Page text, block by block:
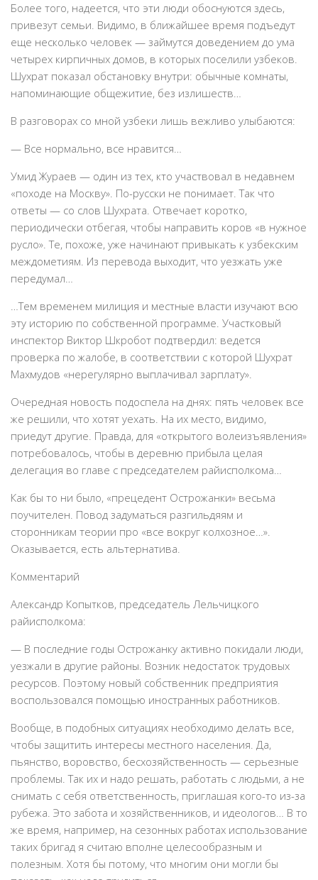
Более того, надеется, что эти люди обоснуются здесь,
привезут семьи. Видимо, в ближайшее время подъедут
еще несколько человек — займутся доведением до ума
четырех кирпичных домов, в которых поселили узбеков.
Шухрат показал обстановку внутри: обычные комнаты,
напоминающие общежитие, без излишеств…
В разговорах со мной узбеки лишь вежливо улыбаются:
— Все нормально, все нравится…
Умид Жураев — один из тех, кто участвовал в недавнем
«походе на Москву». По-русски не понимает. Так что
ответы — со слов Шухрата. Отвечает коротко,
периодически отбегая, чтобы направить коров «в нужное
русло». Те, похоже, уже начинают привыкать к узбекским
междометиям. Из перевода выходит, что уезжать уже
передумал…
…Тем временем милиция и местные власти изучают всю
эту историю по собственной программе. Участковый
инспектор Виктор Шкробот подтвердил: ведется
проверка по жалобе, в соответствии с которой Шухрат
Махмудов «нерегулярно выплачивал зарплату».
Очередная новость подоспела на днях: пять человек все
же решили, что хотят уехать. На их место, видимо,
приедут другие. Правда, для «открытого волеизъявления»
потребовалось, чтобы в деревню прибыла целая
делегация во главе с председателем райисполкома…
Как бы то ни было, «прецедент Острожанки» весьма
поучителен. Повод задуматься разгильдяям и
сторонникам теории про «все вокруг колхозное…».
Оказывается, есть альтернатива.
Комментарий
Александр Копытков, председатель Лельчицкого
райисполкома:
— В последние годы Острожанку активно покидали люди,
уезжали в другие районы. Возник недостаток трудовых
ресурсов. Поэтому новый собственник предприятия
воспользовался помощью иностранных работников.
Вообще, в подобных ситуациях необходимо делать все,
чтобы защитить интересы местного населения. Да,
пьянство, воровство, бесхозяйственность — серьезные
проблемы. Так их и надо решать, работать с людьми, а не
снимать с себя ответственность, приглашая кого-то из-за
рубежа. Это забота и хозяйственников, и идеологов… В то
же время, например, на сезонных работах использование
таких бригад я считаю вполне целесообразным и
полезным. Хотя бы потому, что многим они могли бы